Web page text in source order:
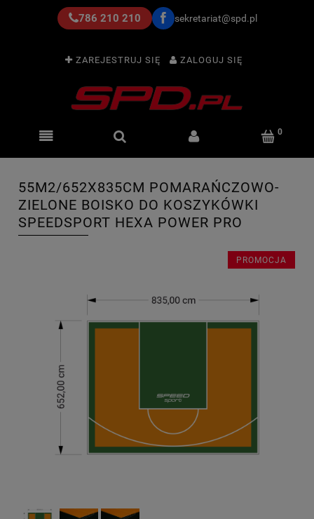
786 210 210 sekretariat@spd.pl
ZAREJESTRUJ SIĘ ZALOGUJ SIĘ
55M2/652X835CM POMARAŃCZOWO-
ZIELONE BOISKO DO KOSZYKÓWKI
SPEEDSPORT HEXA POWER PRO
PROMOCJA